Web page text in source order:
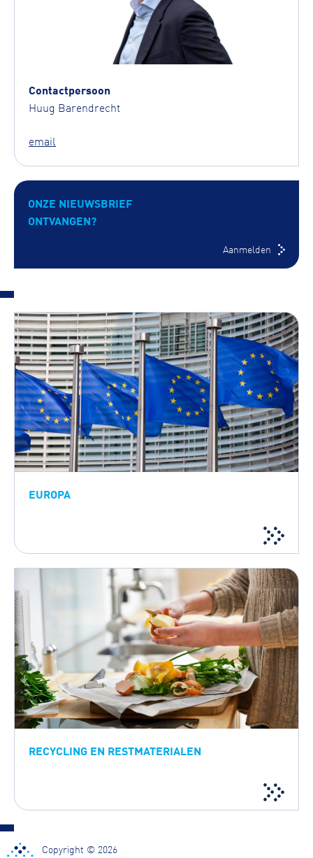
Contactpersoon
Huug Barendrecht
email
ONZE NIEUWSBRIEF
ONTVANGEN?
Aanmelden
EUROPA
RECYCLING EN RESTMATERIALEN
Copyright © 2026